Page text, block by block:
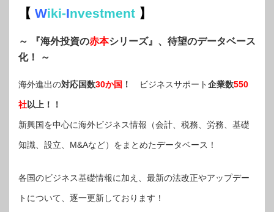
【 Wiki-Investment 】
～ 『海外投資の赤本シリーズ』、待望のデータベース
化！ ～
海外進出の対応国数30か国 ！ ビジネスサポート企業数550
社以上！！
新興国を中心に海外ビジネス情報（会計、税務、労務、基礎
知識、設立、M&Aなど）をまとめたデータベース！
各国のビジネス基礎情報に加え、最新の法改正やアップデー
トについて、逐一更新しております！